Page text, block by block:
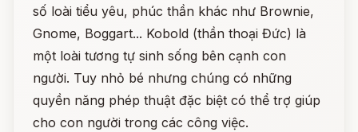
số loài tiểu yêu, phúc thần khác như Brownie,
Gnome, Boggart... Kobold (thần thoại Đức) là
một loài tương tự sinh sống bên cạnh con
người. Tuy nhỏ bé nhưng chúng có những
quyền năng phép thuật đặc biệt có thể trợ giúp
cho con người trong các công việc.